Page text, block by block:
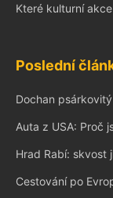
Které kulturní
Poslední
Dochan
Auta z USA: Proč
Hrad Rabí: skvost
Cestování po